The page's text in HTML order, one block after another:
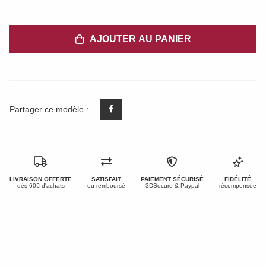
AJOUTER AU PANIER
Partager ce modèle :
LIVRAISON OFFERTE
dès 60€ d'achats
SATISFAIT
ou remboursé
PAIEMENT SÉCURISÉ
3DSecure & Paypal
FIDÉLITÉ
récompensée